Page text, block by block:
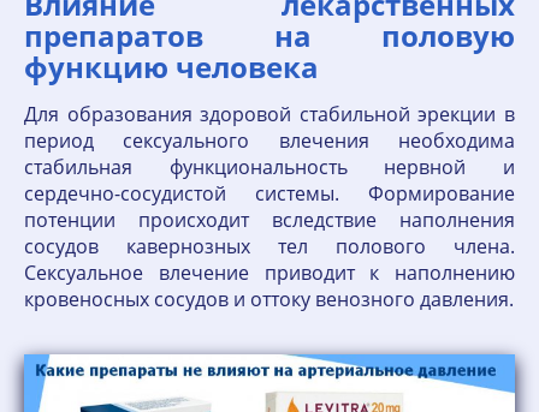
препаратов на половую
функцию человека
Для образования здоровой стабильной эрекции в
период сексуального влечения необходима
стабильная функциональность нервной и
сердечно-сосудистой системы. Формирование
потенции происходит вследствие наполнения
сосудов кавернозных тел полового члена.
Сексуальное влечение приводит к наполнению
кровеносных сосудов и оттоку венозного давления.